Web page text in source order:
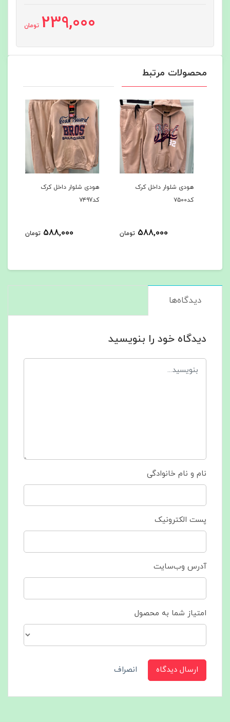
239,000 تومان
محصولات مرتبط
هودی شلوار داخل کرک
کد۷۵۰۰
588,000 تومان
هودی شلوار داخل کرک
کد۷۴۹7
588,000 تومان
دیدگاه‌ها
دیدگاه خود را بنویسید
نام و نام خانوادگی
پست الکترونیک
آدرس وب‌سایت
امتیاز شما به محصول
ارسال دیدگاه انصراف